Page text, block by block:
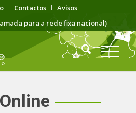
Contactos
Avisos
para a rede fixa nacional)